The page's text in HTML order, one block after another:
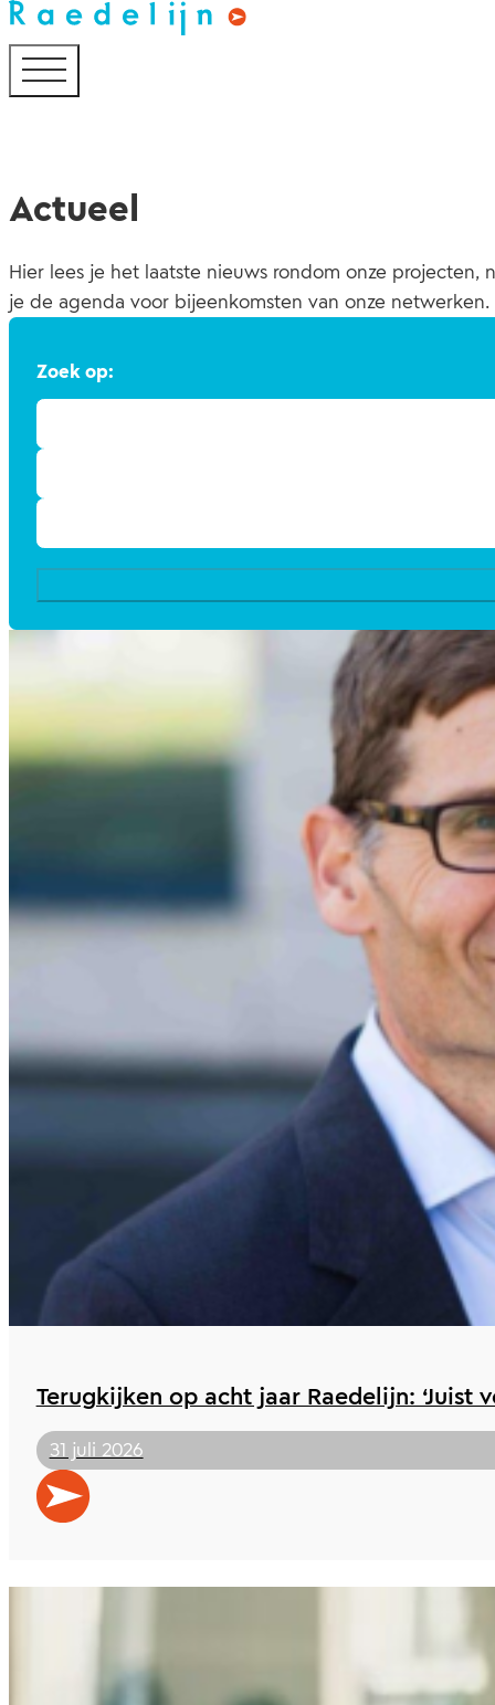
Actueel
Hier lees je het laatste nieuws rondom onze projecten,
je de agenda voor bijeenkomsten van onze netwerken.
Zoek op:
Terugkijken op acht jaar Raedelijn: ‘Juist
31 juli 2026